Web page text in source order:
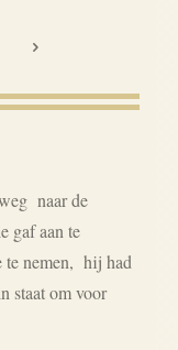
naar de
gaf aan te
te nemen, hij had
staat om voor